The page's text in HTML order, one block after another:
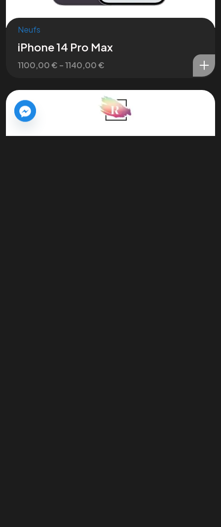
Neufs
iPhone 14 Pro Max
1100,00€ –1140,00€
Nous contacter
Tous droits réservés © Retina Concept - Édité par OptimaTech
Politique de confidentialité–Mention légale